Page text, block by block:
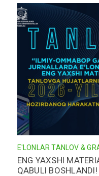
E'LONLAR TANLOV &
ENG YAXSHI
QABULI BOSHLANDI!